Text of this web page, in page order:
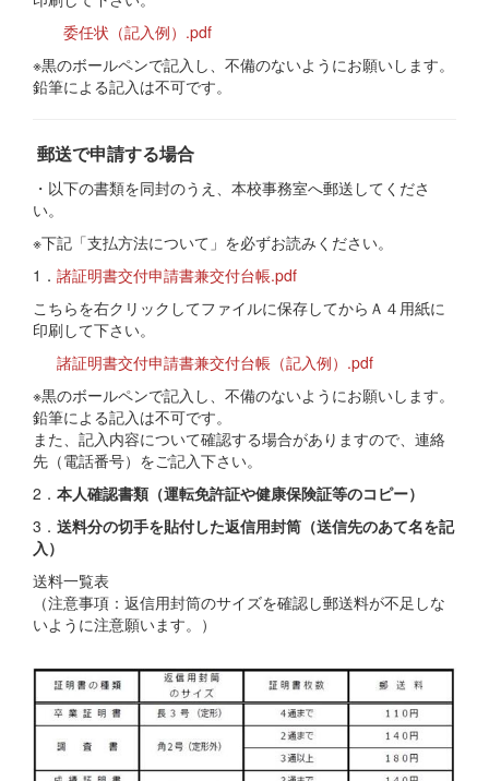
委任状（記入例）.pdf
※黒のボールペンで記入し、不備のないようにお願いします。
鉛筆による記入は不可です。
郵送で申請する場合
・以下の書類を同封のうえ、本校事務室へ郵送してくださ
い。
※下記「支払方法について」を必ずお読みください。
1． 諸証明書交付申請書兼交付台帳.pdf
こちらを右クリックしてファイルに保存してからＡ４用紙に
印刷して下さい。
諸証明書交付申請書兼交付台帳（記入例）.pdf
※黒のボールペンで記入し、不備のないようにお願いします。
鉛筆による記入は不可です。
また、記入内容について確認する場合がありますので、連絡
先（電話番号）をご記入下さい。
2． 本人確認書類（運転免許証や健康保険証等のコピー）
3． 送料分の切手を貼付した返信用封筒（送信先のあて名を記
入）
送料一覧表
（注意事項：返信用封筒のサイズを確認し郵送料が不足しな
いように注意願います。）